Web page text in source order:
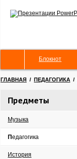
Блокнот
ГЛАВНАЯ / ПЕДАГОГИКА /
Предметы
Музыка
Педагогика
История